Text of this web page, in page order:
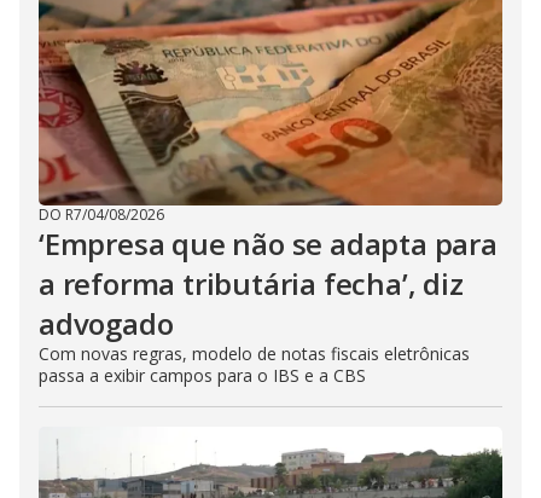
DO R7/04/08/2026
‘Empresa que não se adapta para
a reforma tributária fecha’, diz
advogado
Com novas regras, modelo de notas fiscais eletrônicas
passa a exibir campos para o IBS e a CBS